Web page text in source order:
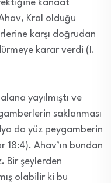
kanaat
Kral olduğu
karşı doğrudan
karar verdi (I.
yayılmıştı ve
saklanması
da yüz peygamberin
18:4). Ahav’ın bundan
Bir şeylerden
olabilir ki bu